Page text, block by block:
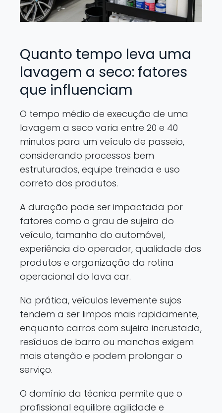
Quanto tempo leva uma
lavagem a seco: fatores
que influenciam
O tempo médio de execução de uma
lavagem a seco varia entre 20 e 40
minutos para um veículo de passeio,
considerando processos bem
estruturados, equipe treinada e uso
correto dos produtos.
A duração pode ser impactada por
fatores como o grau de sujeira do
veículo, tamanho do automóvel,
experiência do operador, qualidade dos
produtos e organização da rotina
operacional do lava car.
Na prática, veículos levemente sujos
tendem a ser limpos mais rapidamente,
enquanto carros com sujeira incrustada,
resíduos de barro ou manchas exigem
mais atenção e podem prolongar o
serviço.
O domínio da técnica permite que o
profissional equilibre agilidade e